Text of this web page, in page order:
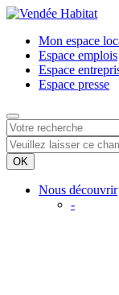
Mon espace
Espace emplois
Espace
Espace presse
Nous découvrir
-